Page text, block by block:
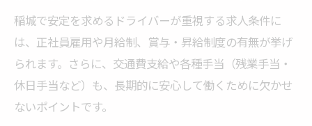
稲城市内で人気のドライバー求人の働き方
を解説
職場環境にこだわったドライバー求人のチ
ェック方法
未経験から稲城で安心して働くコツとは
稲城で安定を求めるドライバーが重視する求人条件に
は、正社員雇用や月給制、賞与・昇給制度の有無が挙げ
られます。さらに、交通費支給や各種手当（残業手当・
休日手当など）も、長期的に安心して働くために欠かせ
ないポイントです。